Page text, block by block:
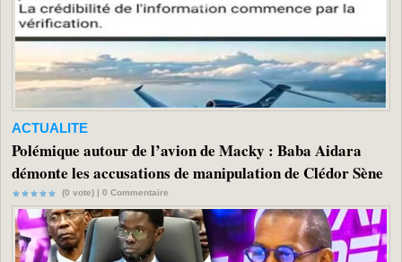
ACTUALITE
Polémique autour de l’avion de Macky : Baba Aidara
démonte les accusations de manipulation de Clédor Sène
(0 vote) | 0 Commentaire